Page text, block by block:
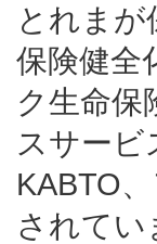
とれま
保険健全
ク生命保
スサービ
KABTO
されてい